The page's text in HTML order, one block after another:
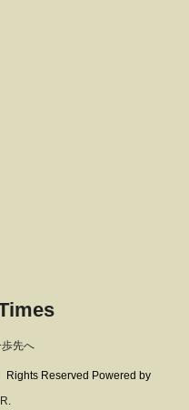
先へ
Rights Reserved Powered by
.